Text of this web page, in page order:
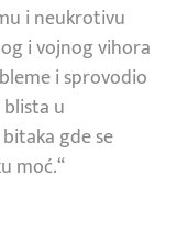
i neukrotivu
i vojnog vihora
i sprovodio
u
gde se
moć.“